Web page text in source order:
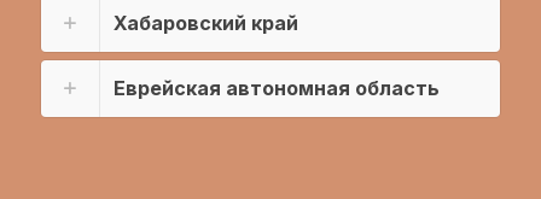
Хабаровский край
Еврейская автономная область